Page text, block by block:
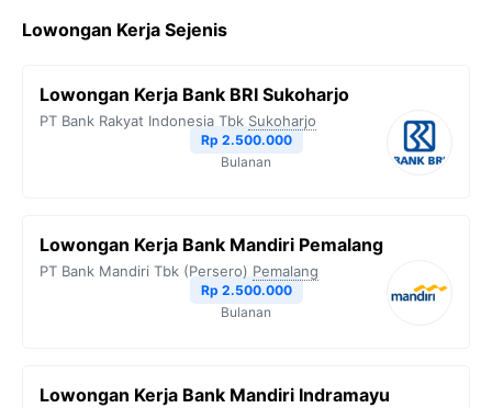
e
o
t
e
e
r
t
A
y
n
k
Lowongan Kerja Sejenis
Lowongan Kerja Bank BRI Sukoharjo
PT Bank Rakyat Indonesia Tbk Sukoharjo
Rp 2.500.000
Bulanan
Lowongan Kerja Bank Mandiri Pemalang
PT Bank Mandiri Tbk (Persero) Pemalang
Rp 2.500.000
Bulanan
Lowongan Kerja Bank Mandiri Indramayu